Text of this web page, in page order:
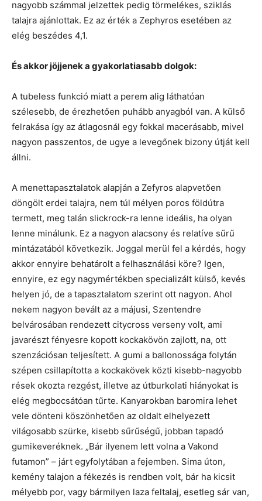
nagyobb számmal jelzettek pedig törmelékes, sziklás
talajra ajánlottak. Ez az érték a Zephyros esetében az
elég beszédes 4,1.
És akkor jöjjenek a gyakorlatiasabb dolgok:
A tubeless funkció miatt a perem alig láthatóan
szélesebb, de érezhetően puhább anyagból van. A külső
felrakása így az átlagosnál egy fokkal macerásabb, mivel
nagyon passzentos, de ugye a levegőnek bizony útját kell
állni.
A menettapasztalatok alapján a Zefyros alapvetően
döngölt erdei talajra, nem túl mélyen poros földútra
termett, meg talán slickrock-ra lenne ideális, ha olyan
lenne minálunk. Ez a nagyon alacsony és relatíve sűrű
mintázatából következik. Joggal merül fel a kérdés, hogy
akkor ennyire behatárolt a felhasználási köre? Igen,
ennyire, ez egy nagymértékben specializált külső, kevés
helyen jó, de a tapasztalatom szerint ott nagyon. Ahol
nekem nagyon bevált az a májusi, Szentendre
belvárosában rendezett citycross verseny volt, ami
javarészt fényesre kopott kockakövön zajlott, na, ott
szenzációsan teljesített. A gumi a ballonossága folytán
szépen csillapította a kockakövek közti kisebb-nagyobb
rések okozta rezgést, illetve az útburkolati hiányokat is
elég megbocsátóan tűrte. Kanyarokban baromira lehet
vele dönteni köszönhetően az oldalt elhelyezett
világosabb szürke, kisebb sűrűségű, jobban tapadó
gumikeveréknek. „Bár ilyenem lett volna a Vakond
futamon” – járt egyfolytában a fejemben. Sima úton,
kemény talajon a fékezés is rendben volt, bár ha kicsit
mélyebb por, vagy bármilyen laza feltalaj, esetleg sár van,